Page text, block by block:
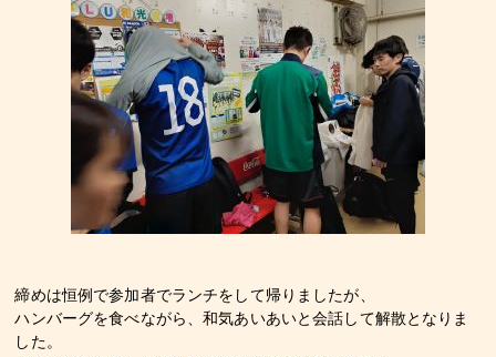
締めは恒例で参加者でランチをして帰りましたが、
ハンバーグを食べながら、和気あいあいと会話して解散となりま
した。